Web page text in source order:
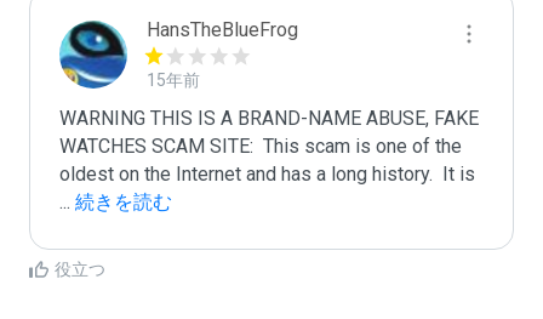
HansTheBlueFrog
15年前
WARNING THIS IS A BRAND-NAME ABUSE, FAKE
WATCHES SCAM SITE:  This scam is one of the
... 続きを読む
役立つ